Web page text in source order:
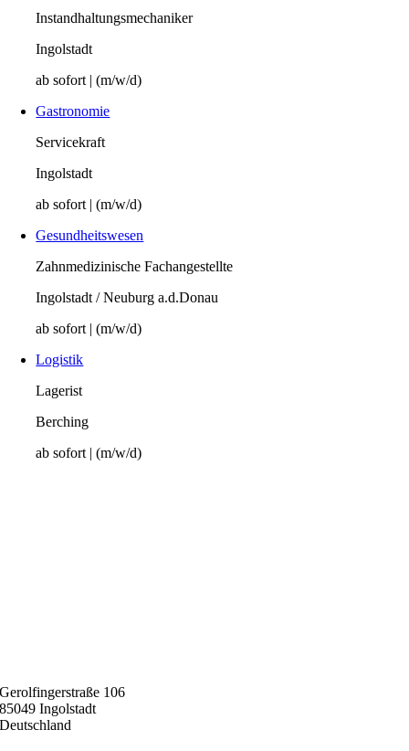
Instandhaltungsmechaniker
Ingolstadt
ab sofort | (m/w/d)
Gastronomie
Servicekraft
Ingolstadt
ab sofort | (m/w/d)
Gesundheitswesen
Zahnmedizinische Fachangestellte
Ingolstadt / Neuburg a.d.Donau
ab sofort | (m/w/d)
Logistik
Lagerist
Berching
ab sofort | (m/w/d)
Gerolfingerstraße 106
85049 Ingolstadt
Deutschland